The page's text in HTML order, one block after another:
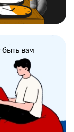
быть вам